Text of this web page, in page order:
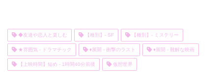
◆友達や恋人と楽しむ 【種別】- SF 【種別】- ミステリー
★雰囲気 - ドラマチック ♦展開 - 衝撃のラスト ♦展開 - 難解な映画
【上映時間】短め - 1時間40分前後 仮想世界